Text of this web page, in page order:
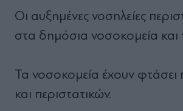
Οι αυξημένες νοσηλείες
στα δημόσια νοσοκομεία και
Τα νοσοκομεία έχουν
και περιστατικών.